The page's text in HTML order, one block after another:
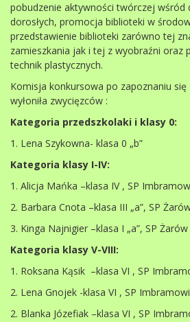
pobudzenie aktywności twórczej wśród
dorosłych, promocja biblioteki w
przedstawienie biblioteki zarówno tej
zamieszkania jak i tej z wyobraźni oraz
technik plastycznych.
Komisja konkursowa po zapoznaniu
wyłoniła zwycięzców :
Kategoria przedszkolaki i klasy 0:
1. Lena Szykowna- klasa 0 „b”
Kategoria klasy I-IV:
1. Alicja Mańka –klasa IV , SP
2. Barbara Cnota –klasa III „a”, SP
3. Kinga Najnigier –klasa I „a”, SP Żarów
Kategoria klasy V-VIII:
1. Roksana Kąsik –klasa VI , SP
2. Lena Gnojek -klasa VI , SP
2. Blanka Józefiak –klasa VI , SP